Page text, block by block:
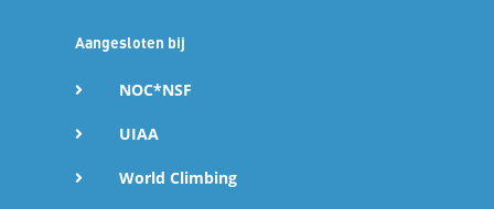
Aangesloten bij
NOC*NSF
UIAA
World Climbing